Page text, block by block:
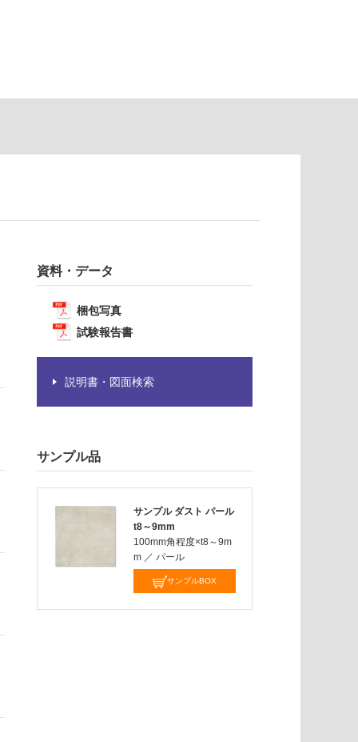
資料・データ
梱包写真
試験報告書
説明書・図面検索
サンプル品
サンプル ダスト パール
t8～9mm
100mm角程度×t8～9m
m ／ パール
サンプルBOX